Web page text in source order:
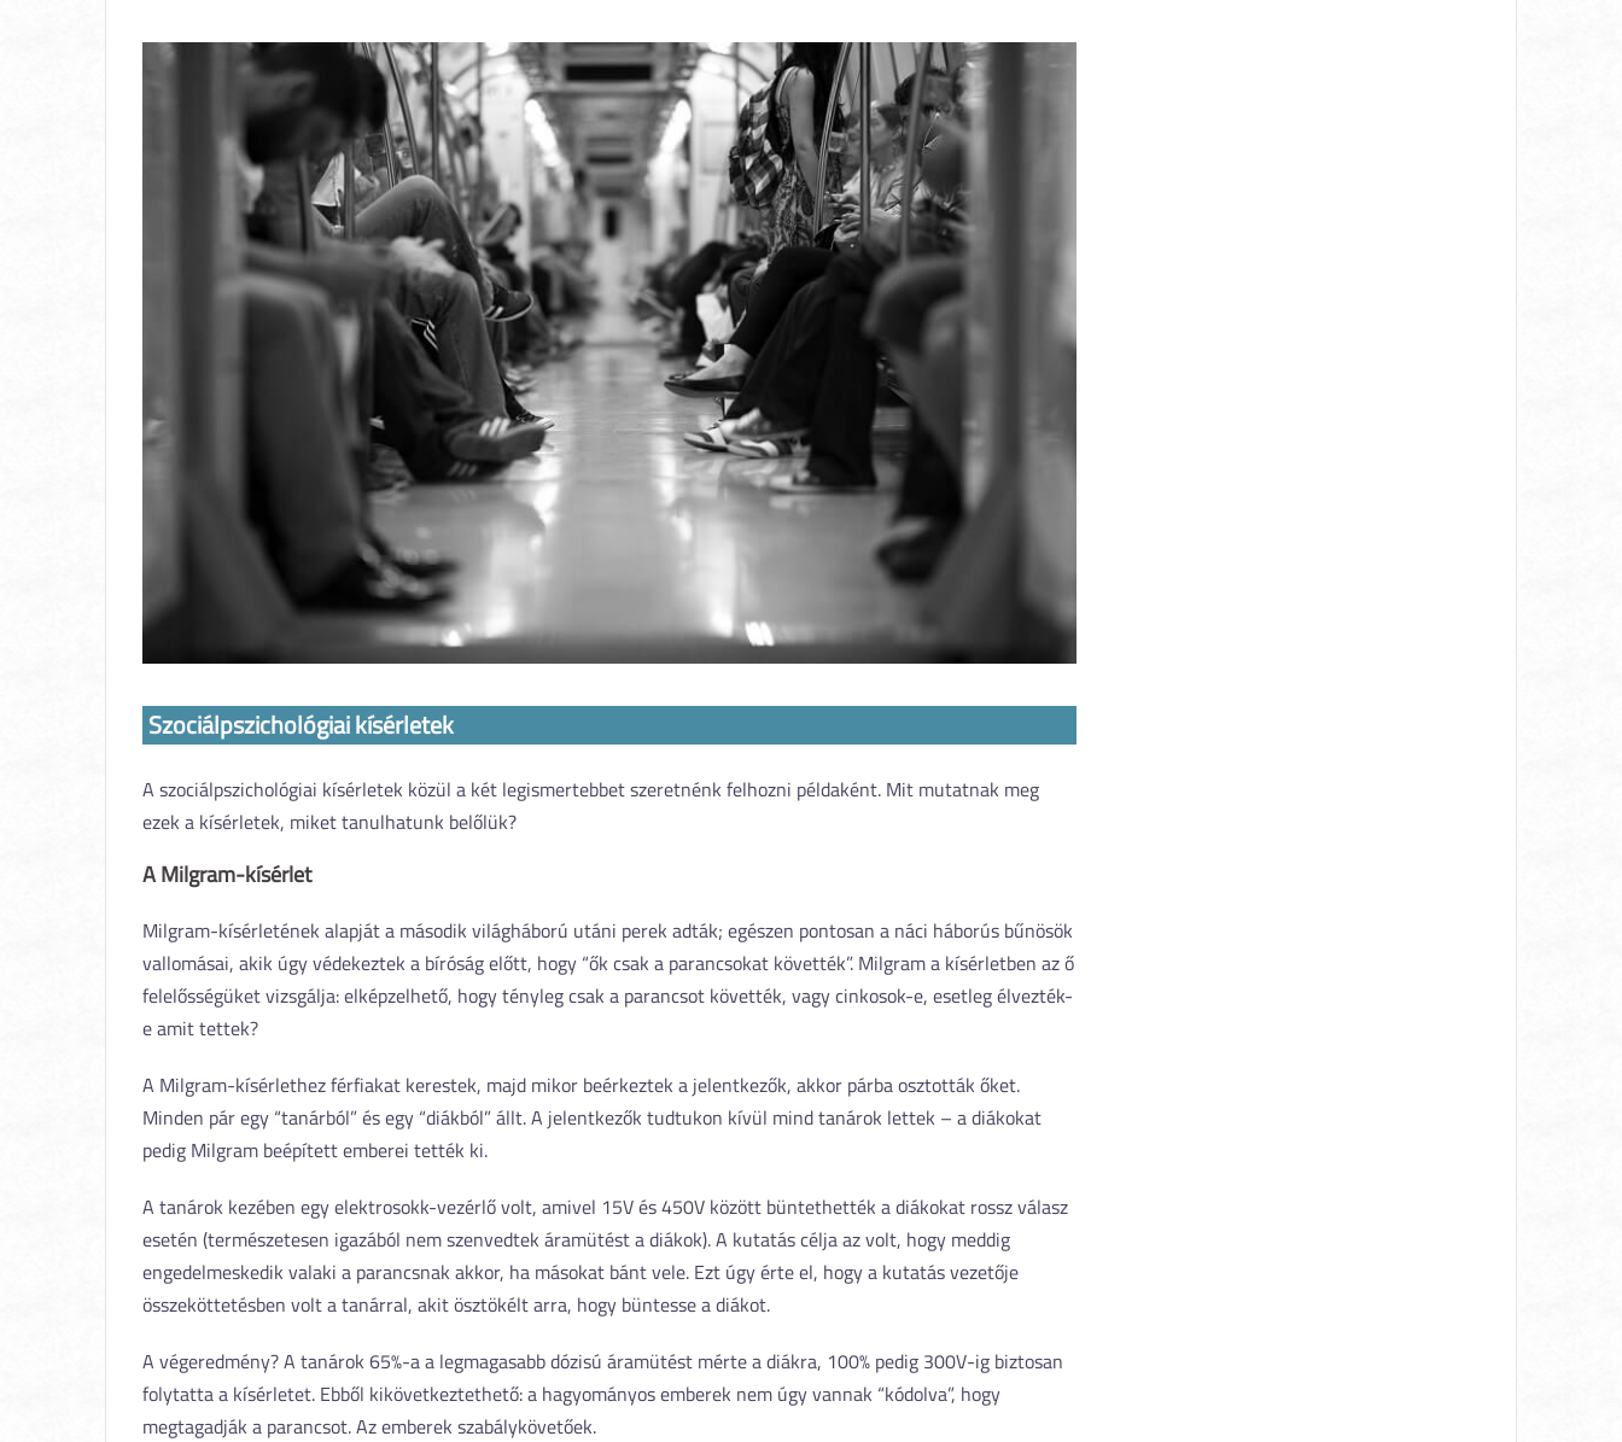
Szociálpszichológiai kísérletek
A szociálpszichológiai kísérletek közül a két legismertebbet szeretnénk felhozni példaként. Mit mutatnak meg
ezek a kísérletek, miket tanulhatunk belőlük?
A Milgram-kísérlet
Milgram-kísérletének alapját a második világháború utáni perek adták; egészen pontosan a náci háborús bűnösök
vallomásai, akik úgy védekeztek a bíróság előtt, hogy “ők csak a parancsokat követték”. Milgram a kísérletben az ő
felelősségüket vizsgálja: elképzelhető, hogy tényleg csak a parancsot követték, vagy cinkosok-e, esetleg élvezték-
e amit tettek?
A Milgram-kísérlethez férfiakat kerestek, majd mikor beérkeztek a jelentkezők, akkor párba osztották őket.
Minden pár egy “tanárból” és egy “diákból” állt. A jelentkezők tudtukon kívül mind tanárok lettek – a diákokat
pedig Milgram beépített emberei tették ki.
A tanárok kezében egy elektrosokk-vezérlő volt, amivel 15V és 450V között büntethették a diákokat rossz válasz
esetén (természetesen igazából nem szenvedtek áramütést a diákok). A kutatás célja az volt, hogy meddig
engedelmeskedik valaki a parancsnak akkor, ha másokat bánt vele. Ezt úgy érte el, hogy a kutatás vezetője
összeköttetésben volt a tanárral, akit ösztökélt arra, hogy büntesse a diákot.
A végeredmény? A tanárok 65%-a a legmagasabb dózisú áramütést mérte a diákra, 100% pedig 300V-ig biztosan
folytatta a kísérletet. Ebből kikövetkeztethető: a hagyományos emberek nem úgy vannak “kódolva”, hogy
megtagadják a parancsot. Az emberek szabálykövetőek.